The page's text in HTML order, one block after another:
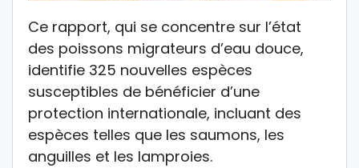
Ce rapport, qui se concentre sur l’état
des poissons migrateurs d’eau douce,
identifie 325 nouvelles espèces
susceptibles de bénéficier d’une
protection internationale, incluant des
espèces telles que les saumons, les
anguilles et les lamproies.